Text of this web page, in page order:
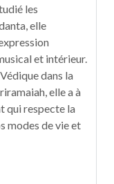
les
elle
et intérieur.
dans la
elle a à
qui respecte la
modes de vie et